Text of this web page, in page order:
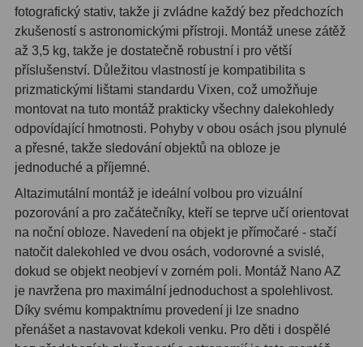
Planetární kamery
Deep-Sky kamery28
Guiding kamery14
T-kroužky16
Adaptéry projekční
Adaptéry T2 39
Adaptéry M4833
Filtry L-RGB7
Filtry IR-Pass6
Filtry IR-Block10
fotografický stativ, takže ji zvládne každý bez předchozích
zkušeností s astronomickými přístroji. Montáž unese zátěž
až 3,5 kg, takže je dostatečně robustní i pro větší
příslušenství. Důležitou vlastností je kompatibilita s
prizmatickými lištami standardu Vixen, což umožňuje
montovat na tuto montáž prakticky všechny dalekohledy
odpovídající hmotnosti. Pohyby v obou osách jsou plynulé
a přesné, takže sledování objektů na obloze je
jednoduché a příjemné.
Altazimutální montáž je ideální volbou pro vizuální
pozorování a pro začátečníky, kteří se teprve učí orientovat
na noční obloze. Navedení na objekt je přímočaré - stačí
natočit dalekohled ve dvou osách, vodorovné a svislé,
dokud se objekt neobjeví v zorném poli. Montáž Nano AZ
je navržena pro maximální jednoduchost a spolehlivost.
Díky svému kompaktnímu provedení ji lze snadno
přenášet a nastavovat kdekoli venku. Pro děti i dospělé